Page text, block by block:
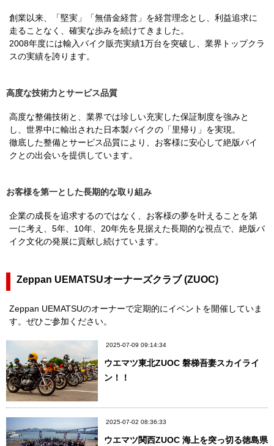
創業以来、「堅実」「無借金経営」を経営理念とし、利益追求に
走ることなく、確実な歩みを続けてきました。
2008年度には輸入バイク販売実績1万台を突破し、業界トップクラ
スの実績を誇ります。
高度な技術力とサービス品質
高度な整備技術と、業界では珍しい充実した保証制度を強みと
し、世界中に輸出された日本製バイクの「里帰り」を実現。
徹底した整備とサービス品質により、お客様に安心して絶版バイ
クとの出会いを提供しています。
お客様を第一とした長期的な取り組み
企業の成長を追求するのではなく、お客様の夢を叶えることを第
一に考え、5年、10年、20年先を見据えた長期的な視点で、絶版バ
イク文化の発展に貢献し続けています。
Zeppan UEMATSUオーナーズクラブ (ZUOC)
Zeppan UEMATSUのオーナーで定期的にイベントを開催していま
す。ぜひご参加ください。
2025-07-09 09:14:34
ウエマツ東北ZUOC 磐梯吾妻スカイライ
ン！！
2025-07-02 08:36:33
ウエマツ関西ZUOC 海上を突っ切る徳島県